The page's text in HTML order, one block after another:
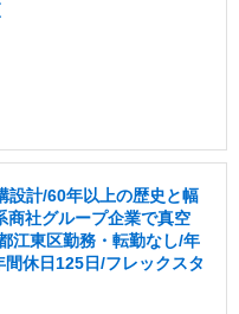
設計/60年以上の歴史と幅
商社グループ企業で真空
江東区勤務・転勤なし/年
休日125日/フレックスタ